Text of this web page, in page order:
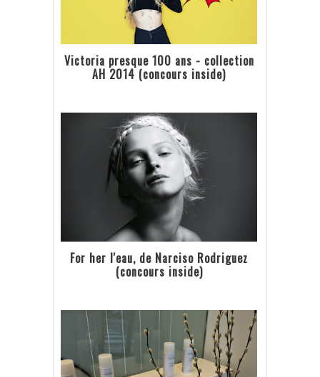
Victoria presque 100 ans - collection
AH 2014 (concours inside)
For her l'eau, de Narciso Rodriguez
(concours inside)